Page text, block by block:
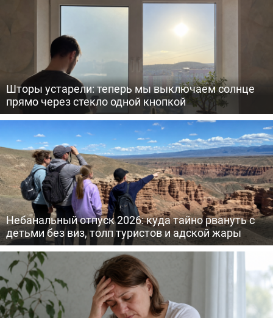
Шторы устарели: теперь мы выключаем солнце
прямо через стекло одной кнопкой
Небанальный отпуск 2026: куда тайно рвануть с
детьми без виз, толп туристов и адской жары